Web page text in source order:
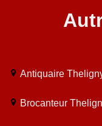
Antiquaire
Brocanteur